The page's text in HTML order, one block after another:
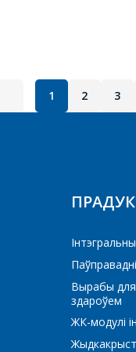
KSC1623
1 2 3
Вырабы
здароўем
ЖК-модулі